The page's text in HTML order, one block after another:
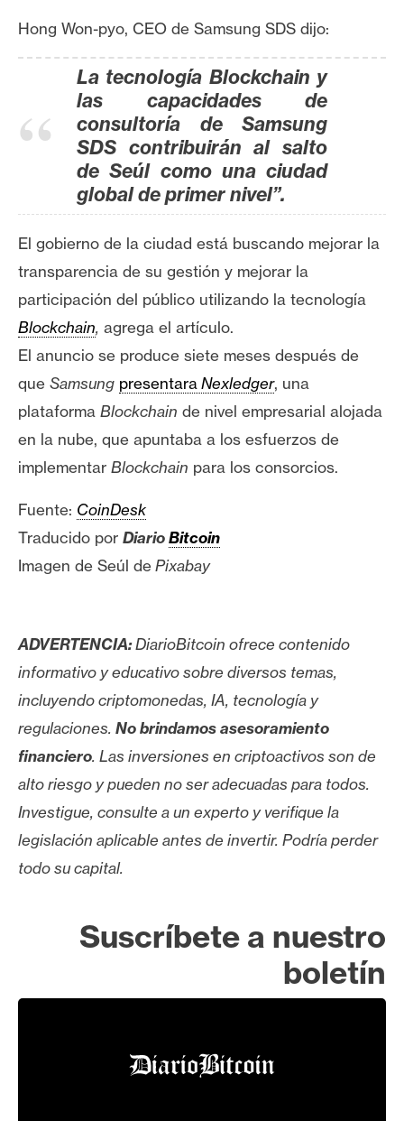
A
A
á
i
s
i
s
N
o
a
s
e
P
r
s
a
T
e
m
a
s
R
o
Hong Won-pyo, CEO de Samsung SDS dijo:
La tecnología Blockchain y
las capacidades de
consultoría de Samsung
SDS contribuirán al salto
de Seúl como una ciudad
global de primer nivel”.
El gobierno de la ciudad está buscando mejorar la
transparencia de su gestión y mejorar la
participación del público utilizando la tecnología
Blockchain, agrega el artículo.
El anuncio se produce siete meses después de
que Samsung presentara Nexledger, una
plataforma Blockchain de nivel empresarial alojada
en la nube, que apuntaba a los esfuerzos de
implementar Blockchain para los consorcios.
Fuente: CoinDesk
Traducido por DiarioBitcoin
Imagen de Seúl dePixabay
ADVERTENCIA:DiarioBitcoin ofrece contenido
informativo y educativo sobre diversos temas,
incluyendo criptomonedas, IA, tecnología y
regulaciones. No brindamos asesoramiento
financiero. Las inversiones en criptoactivos son de
alto riesgo y pueden no ser adecuadas para todos.
Investigue, consulte a un experto y verifique la
legislación aplicable antes de invertir. Podría perder
todo su capital.
Suscríbete a nuestro
boletín